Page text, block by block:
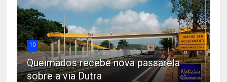
10
Queimados recebe nova passarela
sobre a via Dutra